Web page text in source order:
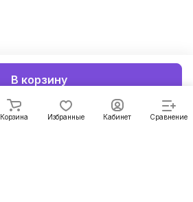
В корзину
Корзина Избранные Кабинет Сравнение